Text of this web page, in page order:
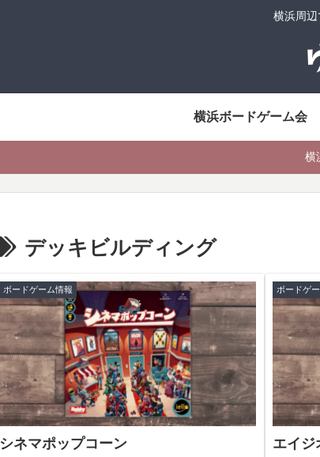
横浜周
横浜ボードゲーム会
横
デッキビルディング
ボードゲーム情報
シネマポップコーン
ボードゲ
エイジ